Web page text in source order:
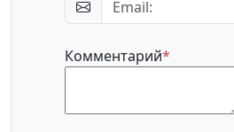
Комментарий*